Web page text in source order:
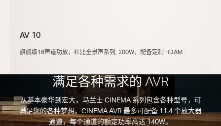
AV 10
旗舰级16声道功放，杜比全景声系列, 200W，配备定制 HDAM
满足各种需求的 AVR
从基本豪华到宏大，马兰士 CINEMA 系列包含各种型号，可
满足您的各种梦想。CINEMA AVR 最多可配备 11.4 个放大器
通道，每个通道的额定功率高达 140W。